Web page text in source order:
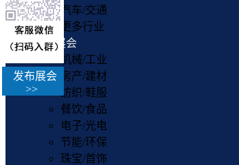
汽车/交通
更多行业
国外展会
机械/工业
房产/建材
纺织/鞋服
餐饮/食品
电子/光电
节能/环保
珠宝/首饰
发布展会
>>